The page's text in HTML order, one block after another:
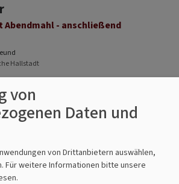
- anschließend
Hallstadt
Kirchenkaffee
Deusel
Hallstadt
von
Daten und
von Drittanbietern auswählen,
Für weitere Informationen bitte unsere